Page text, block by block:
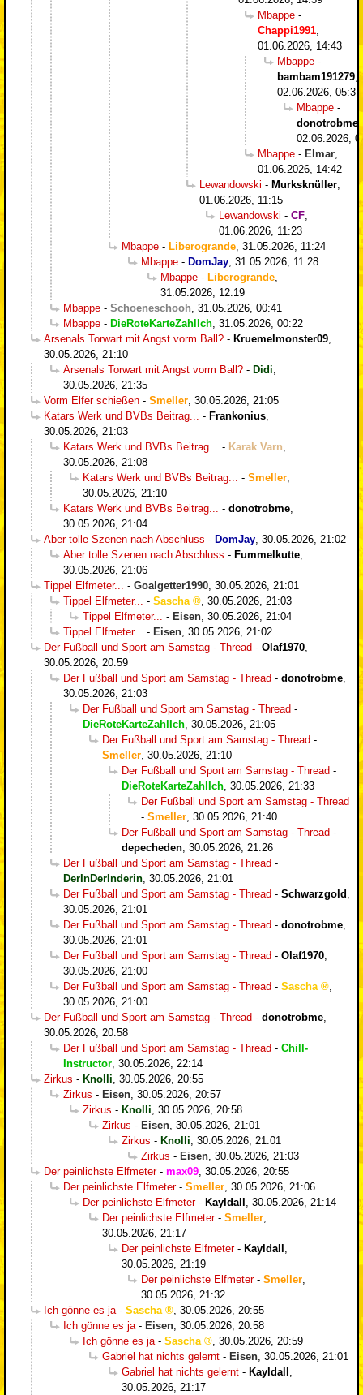
Mbappe -
Chappi1991
01.06.2026, 14:43
Mbappe -
bambam191279
02.06.2026, 05:37
Mbappe -
donotrobme
02.06.2026,
Mbappe - Elmar
01.06.2026, 14:42
Lewandowski - Murksknüller
01.06.2026, 11:15
Lewandowski - CF
01.06.2026, 11:23
Mbappe - Liberogrande 31.05.2026, 11:24
Mbappe - DomJay 31.05.2026, 11:28
Mbappe - Liberogrande
31.05.2026, 12:19
Mbappe - Schoeneschooh 31.05.2026, 00:41
Mbappe - DieRoteKarteZahlIch 31.05.2026, 00:22
Arsenals Torwart mit Angst vorm Ball? - Kruemelmonster09
30.05.2026, 21:10
Arsenals Torwart mit Angst vorm Ball? - Didi
30.05.2026, 21:35
Vorm Elfer schießen - Smeller 30.05.2026, 21:05
Katars Werk und BVBs Beitrag...
- Frankonius
30.05.2026, 21:03
Katars Werk und BVBs Beitrag...
- Karak Varn
30.05.2026, 21:08
Katars Werk und BVBs Beitrag...
- Smeller
30.05.2026, 21:10
Katars Werk und BVBs Beitrag...
- donotrobme
30.05.2026, 21:04
Aber tolle Szenen nach Abschluss - DomJay 30.05.2026, 21:02
Aber tolle Szenen nach Abschluss - Fummelkutte
30.05.2026, 21:06
Tippel Elfmeter...
- Goalgetter1990 30.05.2026, 21:01
Tippel Elfmeter...
- Sascha
30.05.2026, 21:03
Tippel Elfmeter...
- Eisen 30.05.2026, 21:04
Tippel Elfmeter...
- Eisen 30.05.2026, 21:02
Der Fußball und Sport am Samstag - Thread - Olaf1970
30.05.2026, 20:59
Der Fußball und Sport am Samstag - Thread - donotrobme
30.05.2026, 21:03
Der Fußball und Sport am Samstag - Thread -
DieRoteKarteZahlIch 30.05.2026, 21:05
Der Fußball und Sport am Samstag - Thread -
Smeller 30.05.2026, 21:10
Der Fußball und Sport am Samstag - Thread -
DieRoteKarteZahlIch 30.05.2026, 21:33
Der Fußball und Sport am Samstag - Thread
- Smeller 30.05.2026, 21:40
Der Fußball und Sport am Samstag - Thread -
depecheden 30.05.2026, 21:26
Der Fußball und Sport am Samstag - Thread -
DerInDerInderin 30.05.2026, 21:01
Der Fußball und Sport am Samstag - Thread - Schwarzgold
30.05.2026, 21:01
Der Fußball und Sport am Samstag - Thread - donotrobme
30.05.2026, 21:01
Der Fußball und Sport am Samstag - Thread - Olaf1970
30.05.2026, 21:00
Der Fußball und Sport am Samstag - Thread - Sascha
30.05.2026, 21:00
Der Fußball und Sport am Samstag - Thread - donotrobme
30.05.2026, 20:58
Der Fußball und Sport am Samstag - Thread - Chill-
Instructor 30.05.2026, 22:14
Zirkus - Knolli 30.05.2026, 20:55
Zirkus - Eisen 30.05.2026, 20:57
Zirkus - Knolli 30.05.2026, 20:58
Zirkus - Eisen 30.05.2026, 21:01
Zirkus - Knolli 30.05.2026, 21:01
Zirkus - Eisen 30.05.2026, 21:03
Der peinlichste Elfmeter- max09 30.05.2026, 20:55
Der peinlichste Elfmeter- Smeller 30.05.2026, 21:06
Der peinlichste Elfmeter- Kayldall
30.05.2026, 21:14
Der peinlichste Elfmeter- Smeller
30.05.2026, 21:17
Der peinlichste Elfmeter- Kayldall
30.05.2026, 21:19
Der peinlichste Elfmeter- Smeller
30.05.2026, 21:32
Ich gönne es ja - Sascha
30.05.2026, 20:55
Ich gönne es ja - Eisen 30.05.2026, 20:58
Ich gönne es ja - Sascha
30.05.2026, 20:59
Gabriel hat nichts gelernt - Eisen 30.05.2026, 21:01
Gabriel hat nichts gelernt - Kayldall
30.05.2026, 21:17